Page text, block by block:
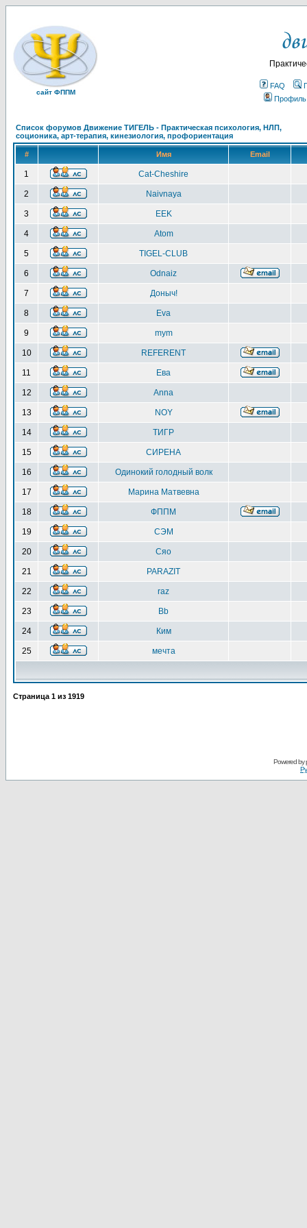
сайт ФППМ
FAQ
Профиль
Список форумов Движение ТИГЕЛЬ - Практическая психология, НЛП,
соционика, арт-терапия, кинезиология, профориентация
# Имя Email
1 Cat-Cheshire
2 Naivnaya
3 EEK
4 Atom
5 TIGEL-CLUB
6 Odnaiz
7 Доныч!
8 Eva
9 mym
10 REFERENT
11 Ева
12 Anna
13 NOY
14 ТИГР
15 СИРЕНА
16 Одинокий голодный волк
17 Марина Матвевна
18 ФППМ
19 СЭМ
20 Сяо
21 PARAZIT
22 raz
23 Bb
24 Ким
25 мечта
Страница 1 из 1919
Powered by